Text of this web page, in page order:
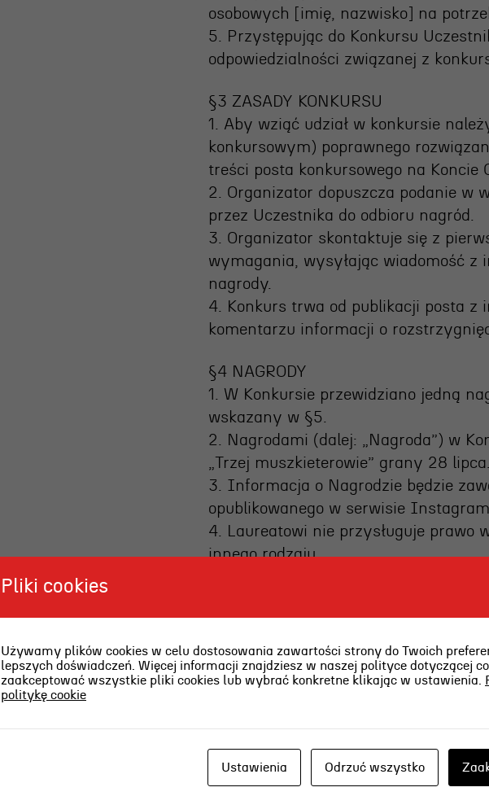
osobowych [imię, nazwisko] na
5. Przystępując do Konkursu
odpowiedzialności związanej z
§3 ZASADY KONKURSU
1. Aby wziąć udział w konkursie
konkursowym) poprawnego
treści posta konkursowego na Koncie
2. Organizator dopuszcza podanie w
przez Uczestnika do odbioru nagród.
3. Organizator skontaktuje się z
wymagania, wysyłając wiadomość z
nagrody.
4. Konkurs trwa od publikacji posta z
komentarzu informacji o
§4 NAGRODY
1. W Konkursie przewidziano jedną
wskazany w §5.
2. Nagrodami (dalej: „Nagroda”) w
„Trzej muszkieterowie” grany 28 lipca.
3. Informacja o Nagrodzie będzie
opublikowanego w serwisie
4. Laureatowi nie przysługuje prawo
innego rodzaju.
5. Zwycięzca może zrzec się
§5 KOMISJA KONKURSOWA
1. Celem zapewnienia prawidłowej
szczególności w celu dokonania
wyłonienia osób nagrodzonych,
dalej „Komisja Konkursowa”). W
Biura Promocji TMWG. Decyzje
Pliki cookies
Używamy plików cookies w celu dostosowania zawartości strony do Twoich
lepszych doświadczeń. Więcej informacji znajdziesz w naszej polityce dotyczącej
zaakceptować wszystkie pliki cookies lub wybrać konkretne klikając w ustawienia.
politykę cookie
Ustawienia Odrzuć wszystko